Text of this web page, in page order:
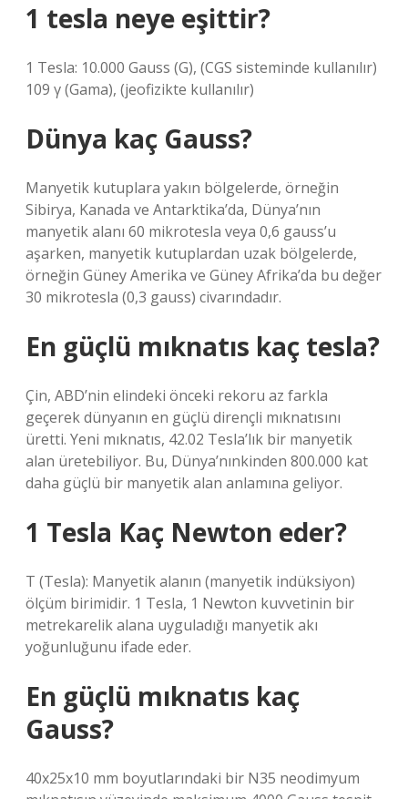
1 tesla neye eşittir?
1 Tesla: 10.000 Gauss (G), (CGS sisteminde kullanılır)
109 γ (Gama), (jeofizikte kullanılır)
Dünya kaç Gauss?
Manyetik kutuplara yakın bölgelerde, örneğin
Sibirya, Kanada ve Antarktika’da, Dünya’nın
manyetik alanı 60 mikrotesla veya 0,6 gauss’u
aşarken, manyetik kutuplardan uzak bölgelerde,
örneğin Güney Amerika ve Güney Afrika’da bu değer
30 mikrotesla (0,3 gauss) civarındadır.
En güçlü mıknatıs kaç tesla?
Çin, ABD’nin elindeki önceki rekoru az farkla
geçerek dünyanın en güçlü dirençli mıknatısını
üretti. Yeni mıknatıs, 42.02 Tesla’lık bir manyetik
alan üretebiliyor. Bu, Dünya’nınkinden 800.000 kat
daha güçlü bir manyetik alan anlamına geliyor.
1 Tesla Kaç Newton eder?
T (Tesla): Manyetik alanın (manyetik indüksiyon)
ölçüm birimidir. 1 Tesla, 1 Newton kuvvetinin bir
metrekarelik alana uyguladığı manyetik akı
yoğunluğunu ifade eder.
En güçlü mıknatıs kaç
Gauss?
40x25x10 mm boyutlarındaki bir N35 neodimyum